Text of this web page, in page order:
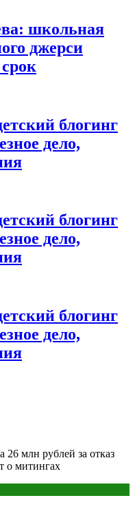
школьная
джерси
блогинг
дело,
блогинг
дело,
блогинг
дело,
млн рублей за отказ
о митингах